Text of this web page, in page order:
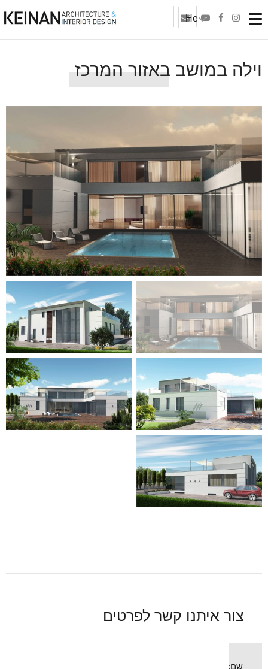
He
וילה במושב באזור המרכז
צור איתנו קשר לפרטים